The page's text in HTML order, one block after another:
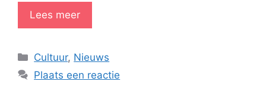
Lees meer
Categorieën
Cultuur, Nieuws
Plaats een reactie